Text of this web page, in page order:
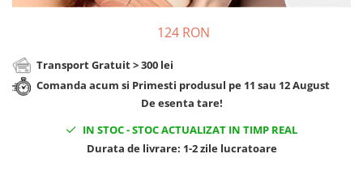
Cadouri pentru Sefi
Cadouri Nunta si Cununie civila
124 RON
Transport Gratuit > 300 lei
Comanda acum si Primesti produsul pe 11 sau 12 August
De esenta tare!
IN STOC-STOC ACTUALIZAT IN TIMP REAL
Durata de livrare: 1-2 zile lucratoare